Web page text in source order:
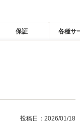
保証 各種サ
投稿日： 2026/01/18